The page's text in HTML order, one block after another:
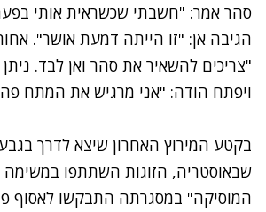
סהר אמר: "חשבתי שכשראית אותי
הגיבה אן: "זו הייתה דמעת אושר".
"צריכים להשאיר את סהר ואן לבד.
ויפתח הודה: "אני מרגיש את המתח
בקטע המירוץ האחרון שיצא לדרך
שבאוסטריה, הזוגות השתתפו במשימה
המוסיקה" במסגרתה התבקשו לאסוף